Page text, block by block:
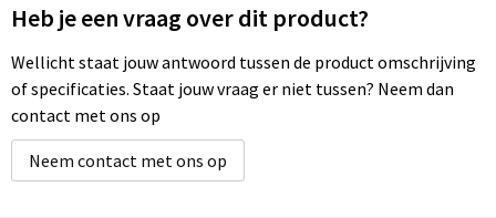
Heb je een vraag over dit product?
Wellicht staat jouw antwoord tussen de product omschrijving
of specificaties. Staat jouw vraag er niet tussen? Neem dan
contact met ons op
Neem contact met ons op